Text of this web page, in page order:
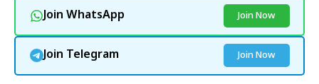
Join WhatsApp Join Now
Join Telegram Join Now